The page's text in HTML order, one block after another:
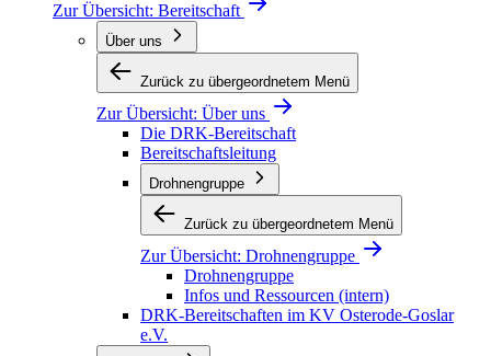
Zur Übersicht: Bereitschaft
Über uns
Zurück zu übergeordnetem Menü
Zur Übersicht: Über uns
Die DRK-Bereitschaft
Bereitschaftsleitung
Drohnengruppe
Zurück zu übergeordnetem Menü
Zur Übersicht: Drohnengruppe
Drohnengruppe
Infos und Ressourcen (intern)
DRK-Bereitschaften im KV Osterode-Goslar
e.V.